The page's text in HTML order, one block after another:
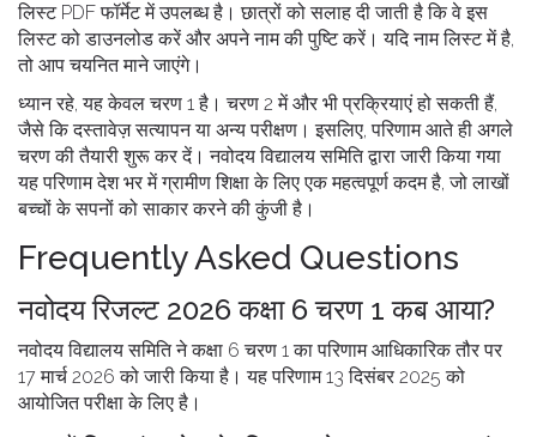
लिस्ट PDF फॉर्मेट में उपलब्ध है। छात्रों को सलाह दी जाती है कि वे इस
लिस्ट को डाउनलोड करें और अपने नाम की पुष्टि करें। यदि नाम लिस्ट में है,
तो आप चयनित माने जाएंगे।
ध्यान रहे, यह केवल चरण 1 है। चरण 2 में और भी प्रक्रियाएं हो सकती हैं,
जैसे कि दस्तावेज़ सत्यापन या अन्य परीक्षण। इसलिए, परिणाम आते ही अगले
चरण की तैयारी शुरू कर दें। नवोदय विद्यालय समिति द्वारा जारी किया गया
यह परिणाम देश भर में ग्रामीण शिक्षा के लिए एक महत्वपूर्ण कदम है, जो लाखों
बच्चों के सपनों को साकार करने की कुंजी है।
Frequently Asked Questions
नवोदय रिजल्ट 2026 कक्षा 6 चरण 1 कब आया?
नवोदय विद्यालय समिति ने कक्षा 6 चरण 1 का परिणाम आधिकारिक तौर पर
17 मार्च 2026 को जारी किया है। यह परिणाम 13 दिसंबर 2025 को
आयोजित परीक्षा के लिए है।